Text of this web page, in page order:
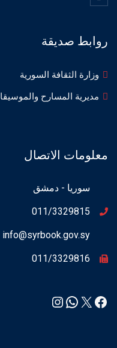
روابط صديقة
وزارة الثقافة السورية
مديرية المسارح والموسيقا
معلومات الاتصال
سوريا - دمشق
011/3329815
info@syrbook.gov.sy
011/3329816
Facebook
X
WhatsApp